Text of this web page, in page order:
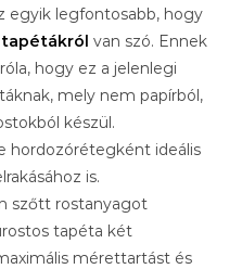
egyik legfontosabb, hogy
van szó. Ennek
hogy ez a jelenlegi
mely nem papírból,
készül.
hordozórétegként ideális
is.
szőtt rostanyagot
tapéta két
mérettartást és